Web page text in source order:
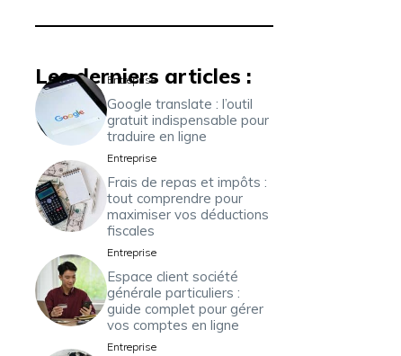
Les derniers articles :
Entreprise
Google translate : l’outil
gratuit indispensable pour
traduire en ligne
Entreprise
Frais de repas et impôts :
tout comprendre pour
maximiser vos déductions
fiscales
Entreprise
Espace client société
générale particuliers :
guide complet pour gérer
vos comptes en ligne
Entreprise